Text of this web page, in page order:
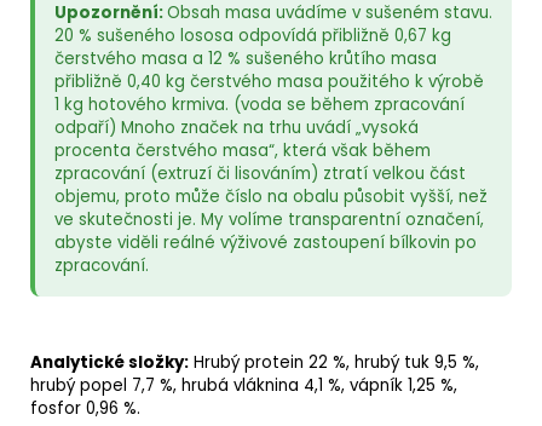
Upozornění:Obsah masa uvádíme v sušeném stavu.
20 % sušeného lososa odpovídá přibližně 0,67 kg
čerstvého masa a 12 % sušeného krůtího masa
přibližně 0,40 kg čerstvého masa použitého k výrobě
1 kg hotového krmiva. (voda se během zpracování
odpaří) Mnoho značek na trhu uvádí „vysoká
procenta čerstvého masa“, která však během
zpracování (extruzí či lisováním) ztratí velkou část
objemu, proto může číslo na obalu působit vyšší, než
ve skutečnosti je. My volíme transparentní označení,
abyste viděli reálné výživové zastoupení bílkovin po
zpracování.
Analytické složky: Hrubý protein 22 %, hrubý tuk 9,5 %,
hrubý popel 7,7 %, hrubá vláknina 4,1 %, vápník 1,25 %,
fosfor 0,96 %.